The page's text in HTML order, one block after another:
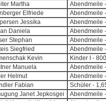
Martha
Abendmeile
Elfriede
Abendmeile
Jessika
Abendmeile
Daniela
Abendmeile
Stephan
Abendmeile
Siegfried
Abendmeile
Kevin
Kinder I -
Manuela
Abendmeile
Helmut
Abendmeile
Fabian
Schüler -
Janet Jepkosgei
Abendmeile